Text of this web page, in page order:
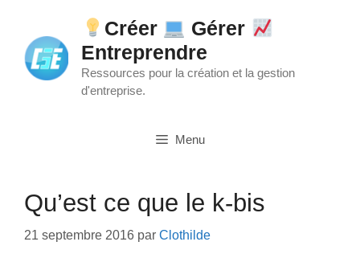
contenu
Créer
Gérer
Entreprendre
Ressources pour la création et la gestion
d'entreprise.
Menu
Qu’est ce que le k-bis
21 septembre 2016 par Clothilde